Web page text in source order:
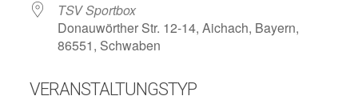
TSV Sportbox
Donauwörther Str. 12-14, Aichach, Bayern,
86551, Schwaben
VERANSTALTUNGSTYP